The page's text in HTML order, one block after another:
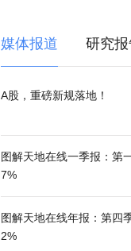
媒体报道 研究
A股，重磅新规落地！
图解天地在线一季报：第
7%
图解天地在线年报：第四
2%